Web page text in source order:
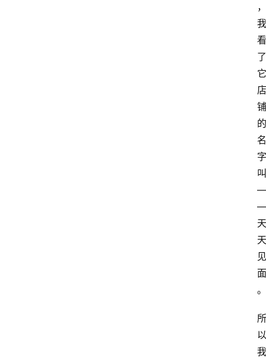
，
我
看
了
它
店
铺
的
名
字
叫
—
—
天
天
见
面
。
所
以
我